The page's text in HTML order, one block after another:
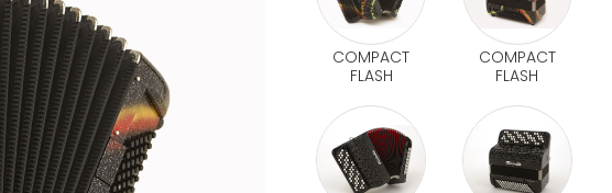
COMPACT
FLASH
COMPACT
FLASH